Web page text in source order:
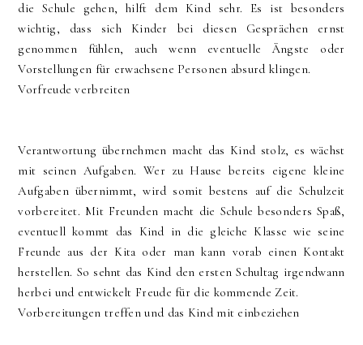
die Schule gehen, hilft dem Kind sehr. Es ist besonders
wichtig, dass sich Kinder bei diesen Gesprächen ernst
genommen fühlen, auch wenn eventuelle Ängste oder
Vorstellungen für erwachsene Personen absurd klingen.
Vorfreude verbreiten
Verantwortung übernehmen macht das Kind stolz, es wächst
mit seinen Aufgaben. Wer zu Hause bereits eigene kleine
Aufgaben übernimmt, wird somit bestens auf die Schulzeit
vorbereitet. Mit Freunden macht die Schule besonders Spaß,
eventuell kommt das Kind in die gleiche Klasse wie seine
Freunde aus der Kita oder man kann vorab einen Kontakt
herstellen. So sehnt das Kind den ersten Schultag irgendwann
herbei und entwickelt Freude für die kommende Zeit.
Vorbereitungen treffen und das Kind mit einbeziehen